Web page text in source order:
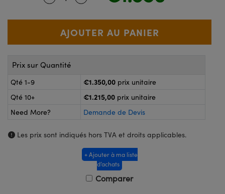
de Poche ou à Mesure Directe
: Caméras
Optiques Lightpath
Gratings™
Prix sur Quantité
Qté 1-9 €1.350,00 prix unitaire
Qté 10+
€1.215,00 prix unitaire
Need More?
Demande de Devis
Les prix sont indiqués hors TVA et droits applicables.
+ Ajouter à ma liste
d’achats
Comparer